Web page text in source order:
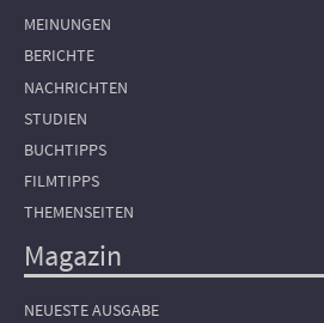
MEINUNGEN
BERICHTE
NACHRICHTEN
STUDIEN
BUCHTIPPS
FILMTIPPS
THEMENSEITEN
Magazin
NEUESTE AUSGABE